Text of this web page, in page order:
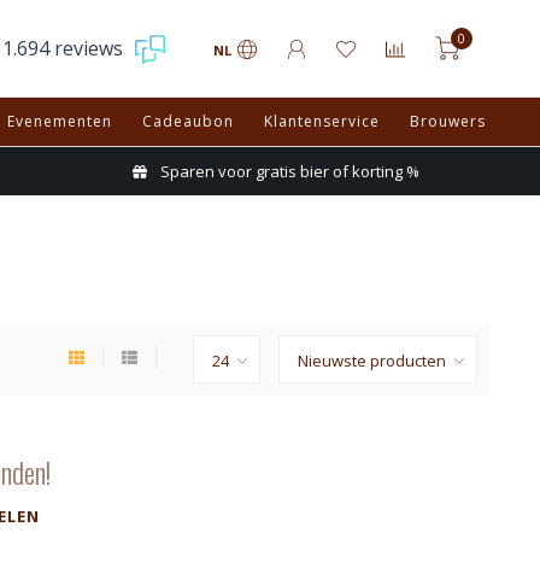
1.694 reviews NL
0
Evenementen Cadeaubon Klantenservice Brouwers
Sparen voor gratis bier of korting %